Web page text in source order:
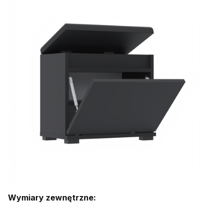
Wymiary zewnętrzne: